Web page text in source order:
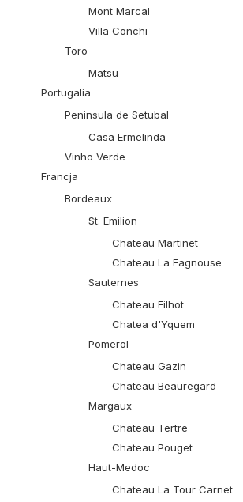
Mont Marcal
Villa Conchi
Toro
Matsu
Portugalia
Peninsula de Setubal
Casa Ermelinda
Vinho Verde
Francja
Bordeaux
St. Emilion
Chateau Martinet
Chateau La Fagnouse
Sauternes
Chateau Filhot
Chatea d'Yquem
Pomerol
Chateau Gazin
Chateau Beauregard
Margaux
Chateau Tertre
Chateau Pouget
Haut-Medoc
Chateau La Tour Carnet